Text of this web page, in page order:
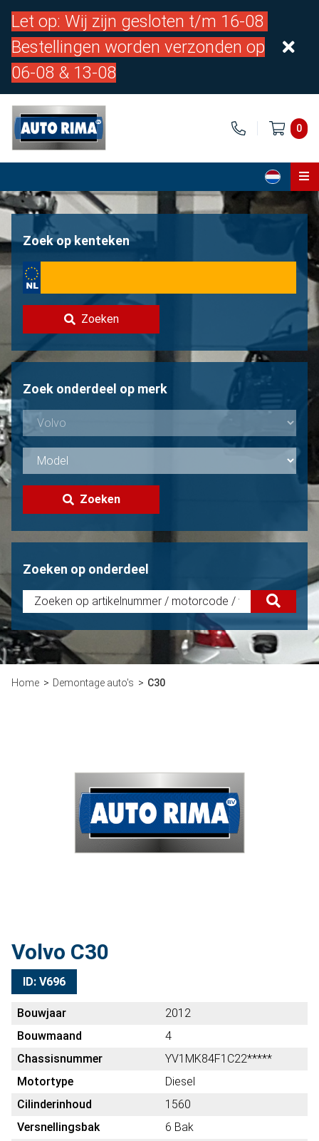
Let op: Wij zijn gesloten t/m 16-08
Bestellingen worden verzonden op
06-08 & 13-08
0
Home
Over ons
Contact
Volvo verkopen?
Niet gevonden?
Zoek op kenteken
Zoeken
Zoek onderdeel op merk
Zoeken
Zoeken op onderdeel
Home Demontage auto's C30
Volvo C30
ID: V696
Bouwjaar
2012
Bouwmaand
4
Chassisnummer
YV1MK84F1C22*****
Motortype
Diesel
Cilinderinhoud
1560
Versnellingsbak
6 Bak